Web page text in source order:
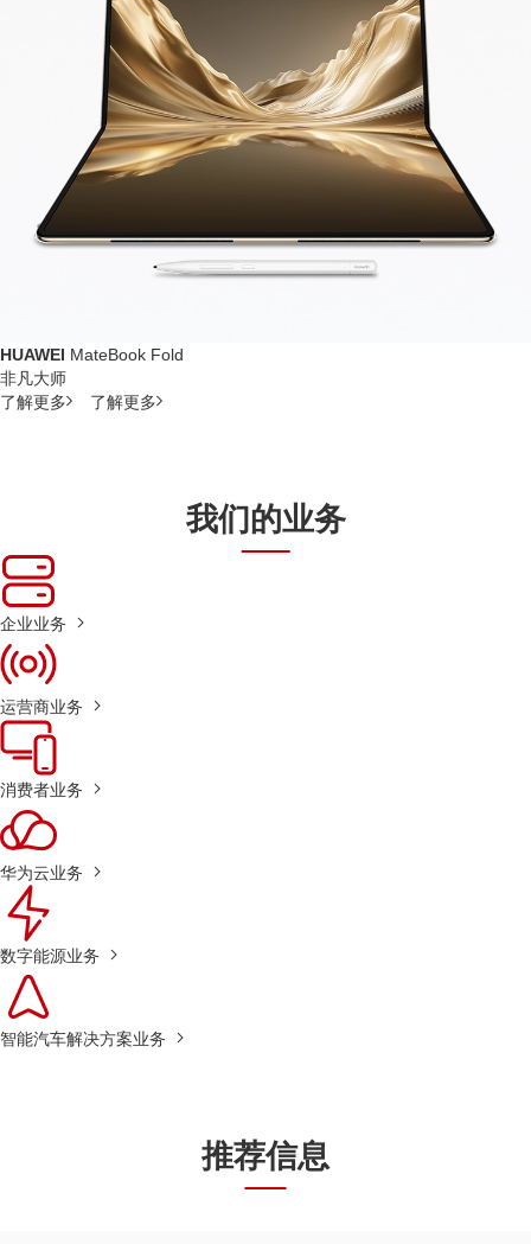
HUAWEI MateBook Fold
非凡大师
了解更多
了解更多
我们的业务
企业业务
运营商业务
消费者业务
华为云业务
数字能源业务
智能汽车解决方案业务
推荐信息